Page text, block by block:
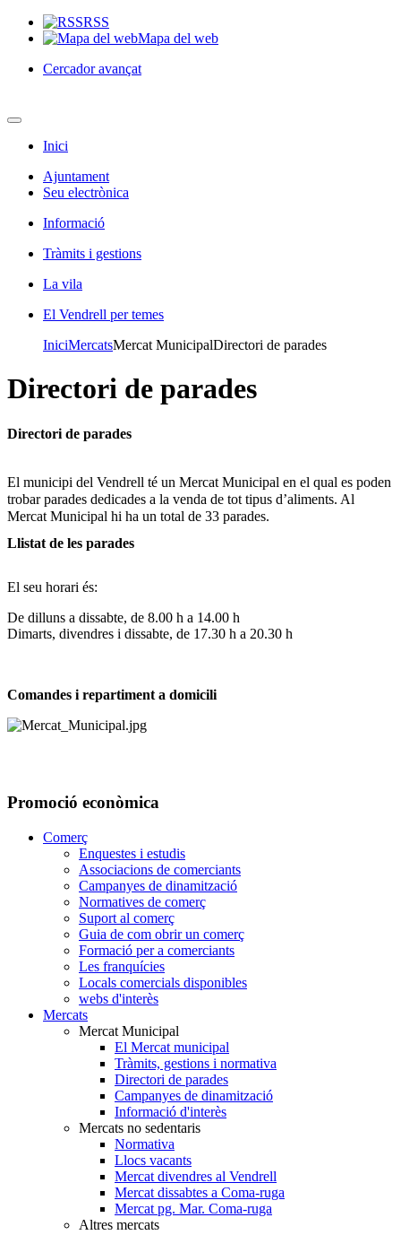
RSS
Mapa del web
Cercador avançat
Inici
Ajuntament
Seu electrònica
Informació
Tràmits i gestions
La vila
El Vendrell per temes
IniciMercatsMercat MunicipalDirectori de parades
Directori de parades
Directori de parades
El municipi del Vendrell té un Mercat Municipal en el qual es poden
trobar parades dedicades a la venda de tot tipus d’aliments. Al
Mercat Municipal hi ha un total de 33 parades.
Llistat de les parades
El seu horari és:
De dilluns a dissabte, de 8.00 h a 14.00 h
Dimarts, divendres i dissabte, de 17.30 h a 20.30 h
Comandes i repartiment a domicili
Promoció econòmica
Comerç
Enquestes i estudis
Associacions de comerciants
Campanyes de dinamització
Normatives de comerç
Suport al comerç
Guia de com obrir un comerç
Formació per a comerciants
Les franquícies
Locals comercials disponibles
webs d'interès
Mercats
Mercat Municipal
El Mercat municipal
Tràmits, gestions i normativa
Directori de parades
Campanyes de dinamització
Informació d'interès
Mercats no sedentaris
Normativa
Llocs vacants
Mercat divendres al Vendrell
Mercat dissabtes a Coma-ruga
Mercat pg. Mar. Coma-ruga
Altres mercats